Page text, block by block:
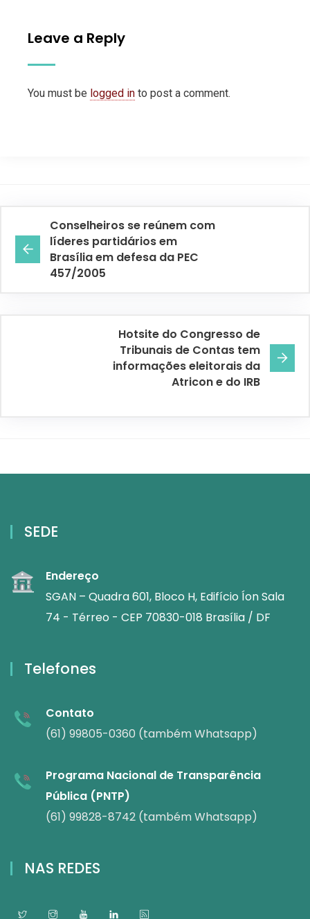
Leave a Reply
You must be logged in to post a comment.
Conselheiros se reúnem com
líderes partidários em
Brasília em defesa da PEC
457/2005
Hotsite do Congresso de
Tribunais de Contas tem
informações eleitorais da
Atricon e do IRB
SEDE
Endereço
SGAN – Quadra 601, Bloco H, Edifício Íon Sala
74 - Térreo - CEP 70830-018 Brasília / DF
Telefones
Contato
(61) 99805-0360 (também Whatsapp)
Programa Nacional de Transparência
Pública (PNTP)
(61) 99828-8742 (também Whatsapp)
NAS REDES